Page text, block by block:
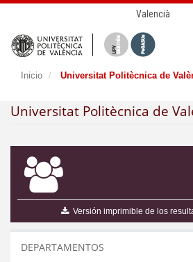
Valencià
Inicio Universitat Politècnica de
Universitat Politècnica de
Versión imprimible de los
DEPARTAMENTOS